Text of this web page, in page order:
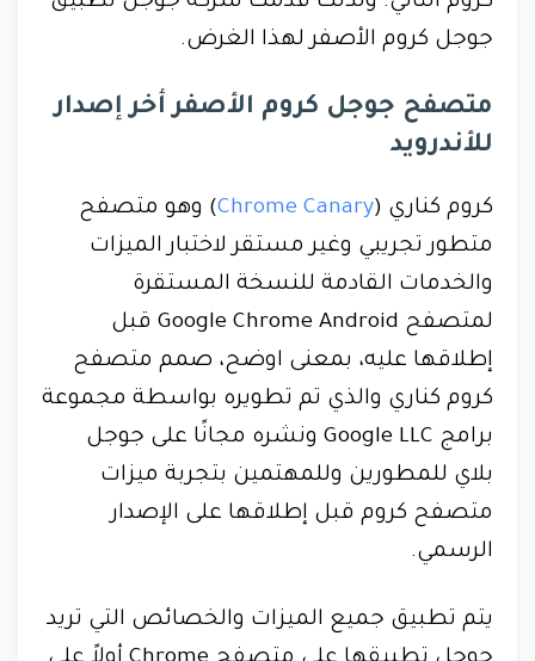
جوجل كروم الأصفر لهذا الغرض.
متصفح جوجل كروم الأصفر أخر إصدار
للأندرويد
كروم كناري (Chrome Canary) وهو متصفح
متطور تجريبي وغير مستقر لاختبار الميزات
والخدمات القادمة للنسخة المستقرة
لمتصفح Google Chrome Android قبل
إطلاقها عليه، بمعنى اوضح، صمم متصفح
كروم كناري والذي تم تطويره بواسطة مجموعة
برامج Google LLC ونشره مجانًا على جوجل
بلاي للمطورين وللمهتمين بتجربة ميزات
متصفح كروم قبل إطلاقها على الإصدار
الرسمي.
يتم تطبيق جميع الميزات والخصائص التي تريد